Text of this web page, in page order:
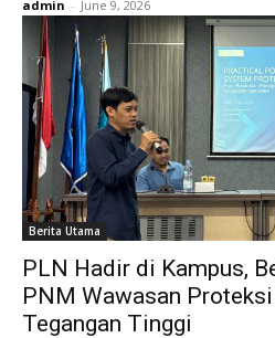
admin - June 9, 2026
Berita Utama
PLN Hadir di Kampus,
PNM Wawasan
Tegangan Tinggi